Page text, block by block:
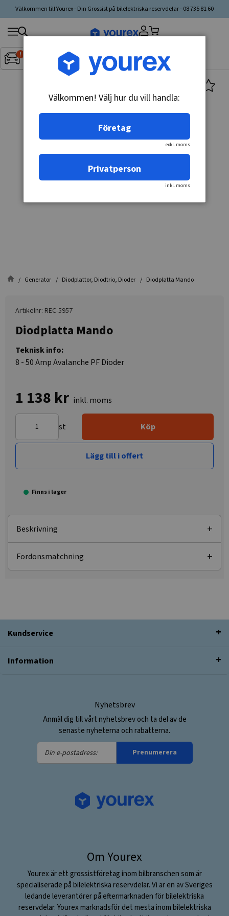
Välkommen till Yourex - Din Grossist på bilelektriska reservdelar - 08 735 81 60
Inget fordon valt▼
Sök
produkt,
tillverkare,
Generator Diodplattor, Diodtrio, Dioder Diodplatta Mando
Artikelnr: REC-5957
Diodplatta Mando
Teknisk info:
8 - 50 Amp Avalanche PF Dioder
1 138 kr inkl. moms
st Köp
Lägg till i offert
Finns i lager
Beskrivning
Fordonsmatchning
Kundservice
Information
Nyhetsbrev
Anmäl dig till vårt nyhetsbrev och ta del av de
senaste nyheterna och rabatterna.
Din
e-
Prenumerera
Om Yourex
Yourex är ett grossistföretag inom bilbranschen som är
specialiserade på bilelektriska reservdelar. Vi är en av Sveriges
ledande leverantörer på eftermarknaden för bilelektriska
reservdelar. Yourex marknadsför det mesta inom bilelektriska
Välkommen! Välj hur du vill handla:
Företag
exkl. moms
Privatperson
inkl. moms